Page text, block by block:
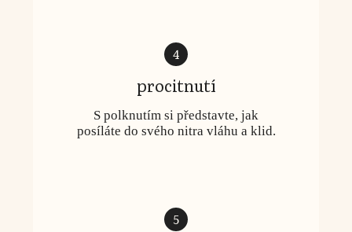
4
procitnutí
S polknutím si představte, jak
posíláte do svého nitra vláhu a klid.
5